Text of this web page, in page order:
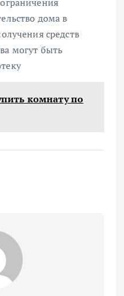
дома в
средств
могут быть
комнату по